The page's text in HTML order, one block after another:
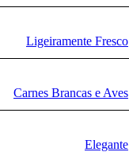
Ligeiramente Fresco
Carnes Brancas e Aves
Elegante